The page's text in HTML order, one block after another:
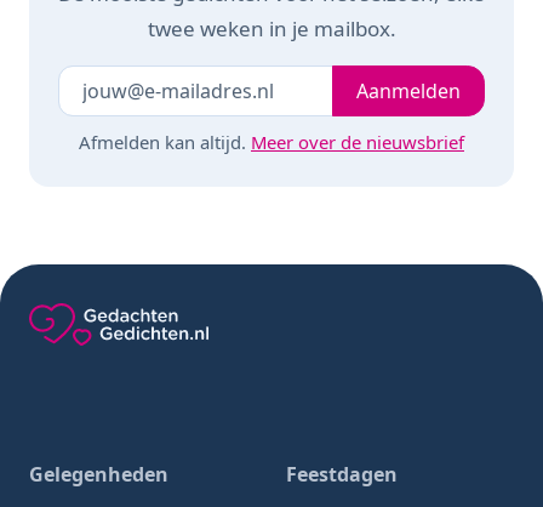
twee weken in je mailbox.
Laat dit veld leeg Je e-mailadresAanmelden
Afmelden kan altijd. Meer over de nieuwsbrief
Gelegenheden
Feestdagen